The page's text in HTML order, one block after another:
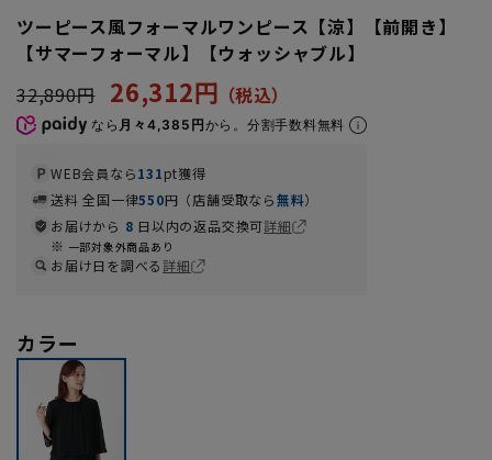
ツーピース風フォーマルワンピース【涼】【前開き】
【サマーフォーマル】【ウォッシャブル】
32,890円
26,312円
なら 月々4,385円から。分割手数料無料
WEB会員なら131pt獲得
送料 全国一律550円（店舗受取なら無料）
お届けから 8 日以内の返品交換可詳細
一部対象外商品あり
お届け日を調べる詳細
カラー